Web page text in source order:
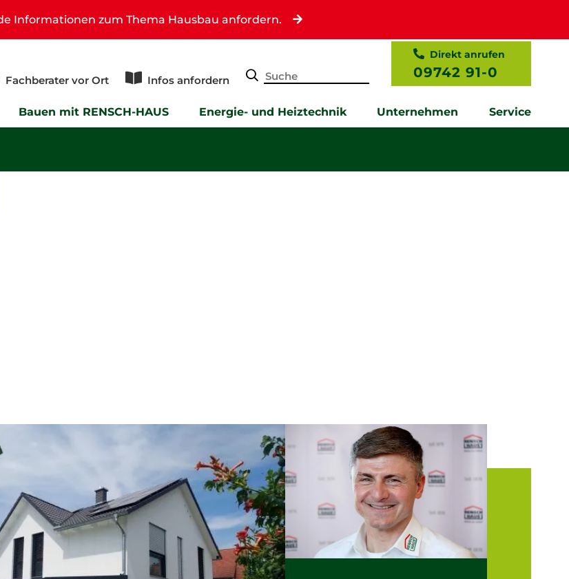
Informationen zum Thema Hausbau anfordern.
Fachberater vor Ort Infos anfordern
Direkt anrufen
09742 91-0
Bauen mit RENSCH-HAUS Energie- und Heiztechnik Unternehmen Service